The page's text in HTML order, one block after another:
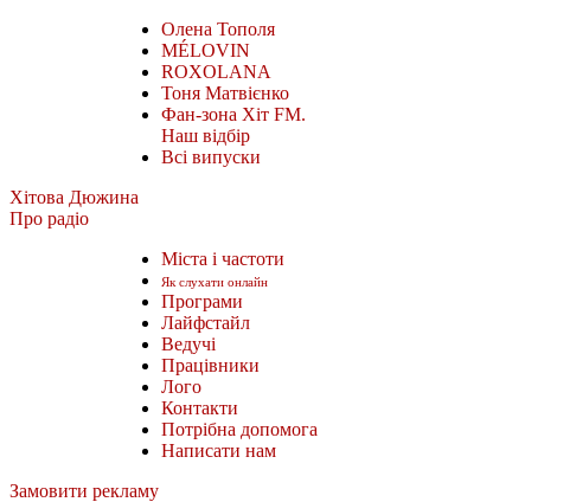
Олена Тополя
MÉLOVIN
ROXOLANA
Тоня Матвієнко
Фан-зона Хіт FM.
Наш відбір
Всі випуски
Хітова Дюжина
Про радіо
Міста і частоти
Як слухати онлайн
Програми
Лайфстайл
Ведучі
Працівники
Лого
Контакти
Потрібна допомога
Написати нам
Замовити рекламу